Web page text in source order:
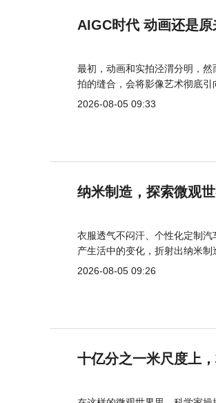
AIGC时代 动画还是
最初，动画和实拍泾渭分明，
拍的缝合，会将影像艺术彻底引
2026-08-05 09:33
纳米制造，探索微观
衣服透气不闷汗、个性化定制
产生活中的变化，折射出纳米制
2026-08-05 09:26
十亿分之一米尺度上